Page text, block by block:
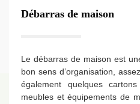
Débarras de maison
Le débarras de maison est
bon sens d’organisation,
également quelques
meubles et équipements de